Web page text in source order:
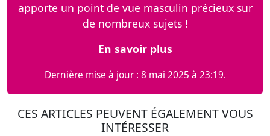
apporte un point de vue masculin précieux sur
de nombreux sujets !
En savoir plus
Dernière mise à jour : 8 mai 2025 à 23:19.
CES ARTICLES PEUVENT ÉGALEMENT VOUS
INTÉRESSER